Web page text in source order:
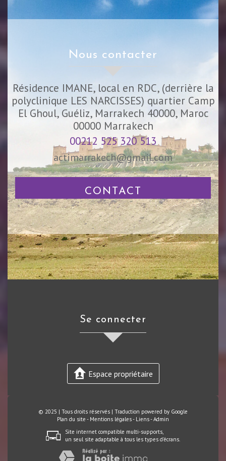
nous contacter
Résidence IMANE, local en RDC, (derrière la
polyclinique LES NARCISSES) quartier Camp
El Ghoul, Guéliz, Marrakech 40000, Maroc
00000 Marrakech
00212 525 320 513
actimarrakech@gmail.com
CONTACT
se connecter
Espace propriétaire
© 2025 | Tous droits réservés | Traduction powered by Google
Plan du site - Mentions légales- Liens-Admin
Site internet compatible multi-supports,
un seul site adaptable à tous les types d'écrans.